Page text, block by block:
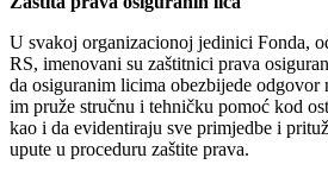
U svakoj organizacionoj jedinici Fonda,
RS, imenovani su zaštitnici prava
da osiguranim licima obezbijede odgovor
im pruže stručnu i tehničku pomoć kod
kao i da evidentiraju sve primjedbe i
upute u proceduru zaštite prava.